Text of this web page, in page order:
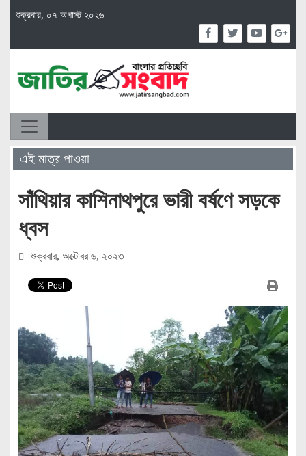
শুক্রবার, ০৭ অগাস্ট ২০২৬
এই মাত্র পাওয়া
সাঁথিয়ার কাশিনাথপুরে ভারী বর্ষণে সড়কে
ধ্বস
শুক্রবার, অক্টোবর ৬, ২০২৩